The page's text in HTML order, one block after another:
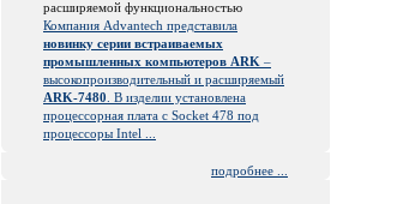
расширяемой функциональностью
Компания Advantech представила
новинку серии встраиваемых
промышленных компьютеров ARK –
высокопроизводительный и расширяемый
ARK-7480 . В изделии установлена
процессорная плата с Socket 478 под
процессоры Intel ...
подробнее ...